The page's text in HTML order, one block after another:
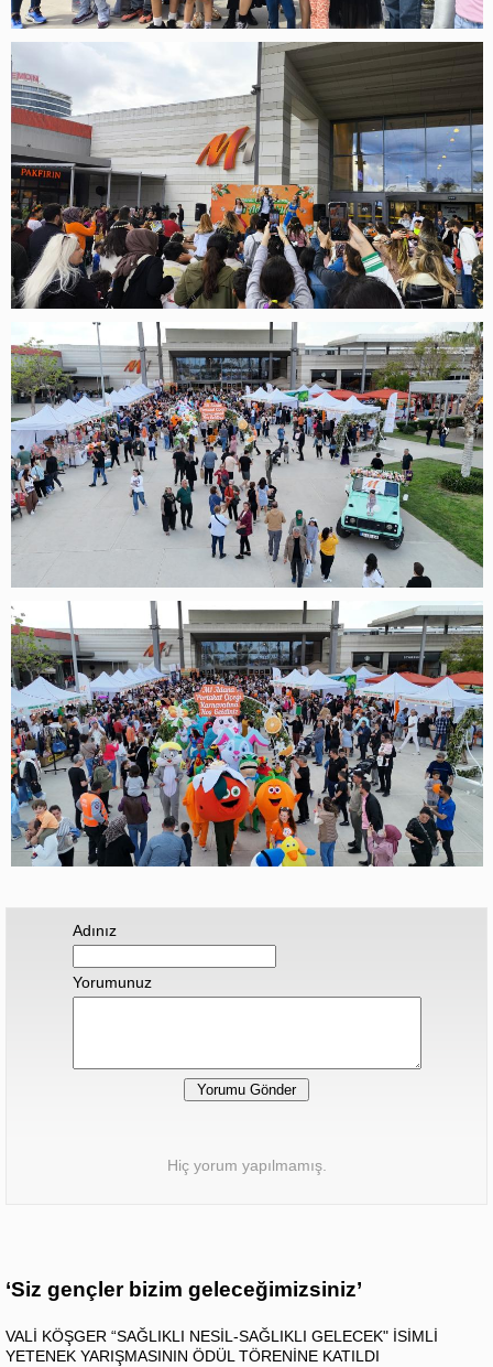
Adınız
Yorumunuz
Hiç yorum yapılmamış.
‘Siz gençler bizim geleceğimizsiniz’
VALİ KÖŞGER “SAĞLIKLI NESİL-SAĞLIKLI GELECEK" İSİMLİ
YETENEK YARIŞMASININ ÖDÜL TÖRENİNE KATILDI